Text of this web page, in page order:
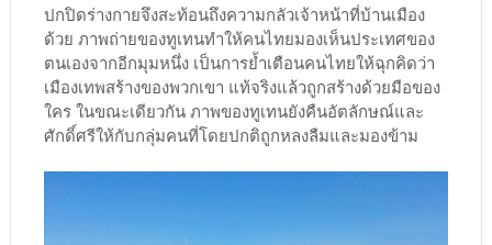
ปกปิดร่างกายจึงสะท้อนถึงความกลัวเจ้าหน้าที่บ้านเมือง
ด้วย ภาพถ่ายของทูเทนทำให้คนไทยมองเห็นประเทศของ
ตนเองจากอีกมุมหนึ่ง เป็นการย้ำเตือนคนไทยให้ฉุกคิดว่า
เมืองเทพสร้างของพวกเขา แท้จริงแล้วถูกสร้างด้วยมือของ
ใคร ในขณะเดียวกัน ภาพของทูเทนยังคืนอัตลักษณ์และ
ศักดิ์ศรีให้กับกลุ่มคนที่โดยปกติถูกหลงลืมและมองข้าม